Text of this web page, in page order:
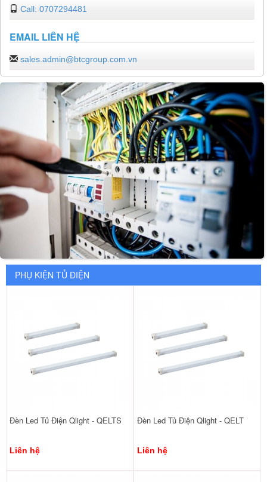
Call: 0707294481
EMAIL LIÊN HỆ
sales.admin@btcgroup.com.vn
PHỤ KIỆN TỦ ĐIỆN
Đèn Led Tủ Điện Qlight - QELTS
Liên hệ
Đèn Led Tủ Điện Qlight - QELT
Liên hệ